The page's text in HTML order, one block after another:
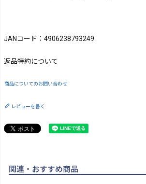
JANコード：4906238793249
返品特約について
商品についてのお問い合わせ
レビューを書く
関連・おすすめ商品